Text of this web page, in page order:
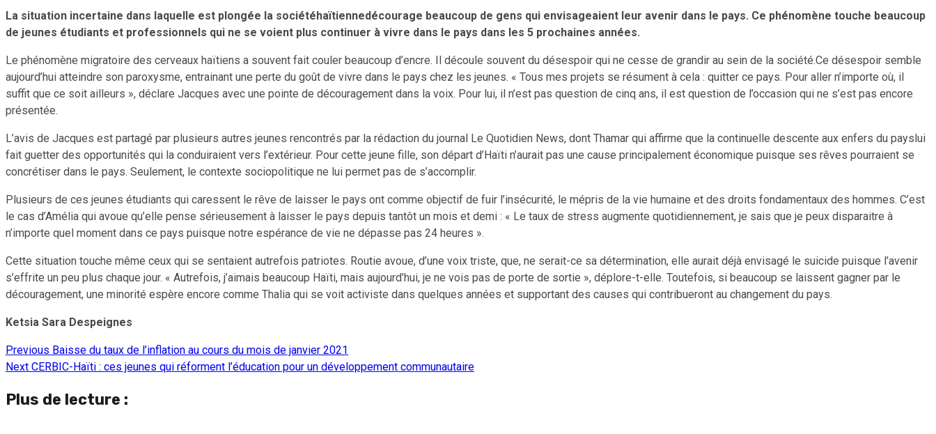
La situation incertaine dans laquelle est plongée la sociétéhaïtiennedécourage beaucoup de gens qui envisageaient leur avenir dans le pays. Ce phénomène touche beaucoup
de jeunes étudiants et professionnels qui ne se voient plus continuer à vivre dans le pays dans les 5 prochaines années.
Le phénomène migratoire des cerveaux haïtiens a souvent fait couler beaucoup d’encre. Il découle souvent du désespoir qui ne cesse de grandir au sein de la société.Ce désespoir semble
aujourd’hui atteindre son paroxysme, entrainant une perte du goût de vivre dans le pays chez les jeunes. « Tous mes projets se résument à cela : quitter ce pays. Pour aller n’importe où, il
suffit que ce soit ailleurs », déclare Jacques avec une pointe de découragement dans la voix. Pour lui, il n’est pas question de cinq ans, il est question de l’occasion qui ne s’est pas encore
présentée.
L’avis de Jacques est partagé par plusieurs autres jeunes rencontrés par la rédaction du journal Le Quotidien News, dont Thamar qui affirme que la continuelle descente aux enfers du payslui
fait guetter des opportunités qui la conduiraient vers l’extérieur. Pour cette jeune fille, son départ d’Haïti n’aurait pas une cause principalement économique puisque ses rêves pourraient se
concrétiser dans le pays. Seulement, le contexte sociopolitique ne lui permet pas de s’accomplir.
Plusieurs de ces jeunes étudiants qui caressent le rêve de laisser le pays ont comme objectif de fuir l’insécurité, le mépris de la vie humaine et des droits fondamentaux des hommes. C’est
le cas d’Amélia qui avoue qu’elle pense sérieusement à laisser le pays depuis tantôt un mois et demi : « Le taux de stress augmente quotidiennement, je sais que je peux disparaitre à
n’importe quel moment dans ce pays puisque notre espérance de vie ne dépasse pas 24 heures ».
Cette situation touche même ceux qui se sentaient autrefois patriotes. Routie avoue, d’une voix triste, que, ne serait-ce sa détermination, elle aurait déjà envisagé le suicide puisque l’avenir
s’effrite un peu plus chaque jour. « Autrefois, j’aimais beaucoup Haïti, mais aujourd’hui, je ne vois pas de porte de sortie », déplore-t-elle. Toutefois, si beaucoup se laissent gagner par le
découragement, une minorité espère encore comme Thalia qui se voit activiste dans quelques années et supportant des causes qui contribueront au changement du pays.
Ketsia Sara Despeignes
Continue
Previous Baisse du taux de l’inflation au cours du mois de janvier 2021
Next CERBIC-Haïti : ces jeunes qui réforment l’éducation pour un développement communautaire
Plus de lecture :